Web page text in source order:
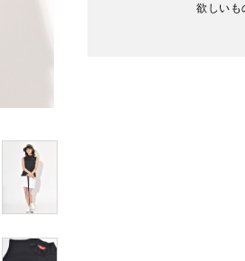
欲しいも